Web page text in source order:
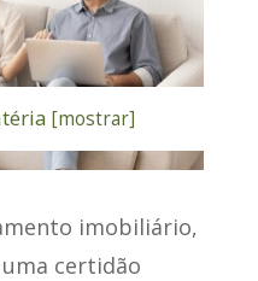
[mostrar]
imobiliário,
certidão